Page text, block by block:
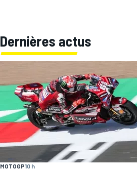
Dernières actus
MOTOGP10 h